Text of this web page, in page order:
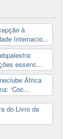
à
Internacio...
essenc...
África
‘Coc...
do Livro da